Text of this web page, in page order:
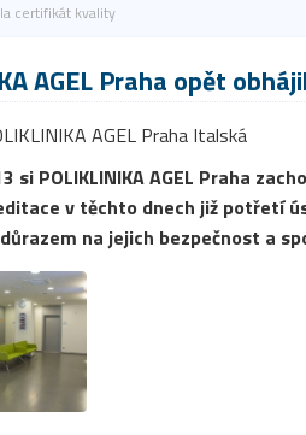
certifikát kvality
AGEL Praha opět
AGEL Praha Italská
si POLIKLINIKA AGEL Praha
v těchto dnech již potřetí
na jejich bezpečnost a